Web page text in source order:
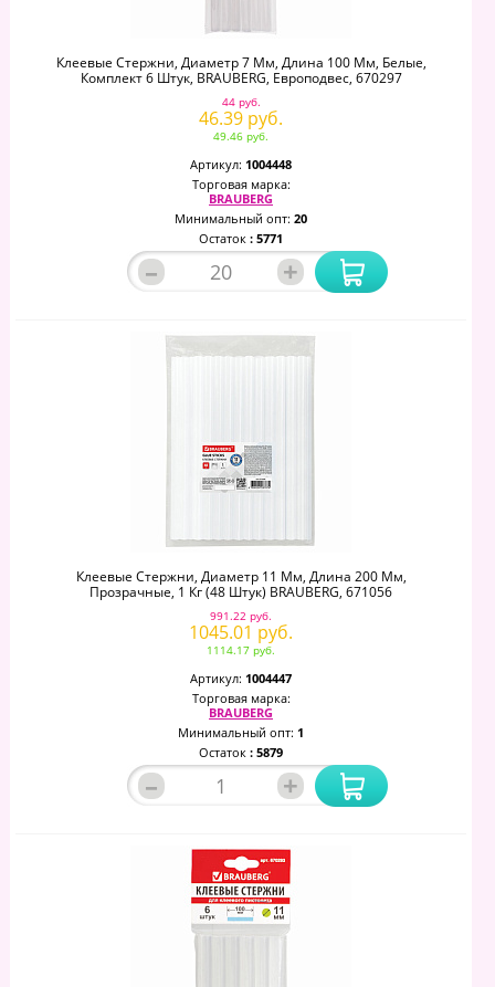
Клеевые Стержни, Диаметр 7 Мм, Длина 100 Мм, Белые,
Комплект 6 Штук, BRAUBERG, Европодвес, 670297
44 руб.
46.39 руб.
49.46 руб.
Артикул: 1004448
Торговая марка:
BRAUBERG
Минимальный опт: 20
Остаток : 5771
– +
Клеевые Стержни, Диаметр 11 Мм, Длина 200 Мм,
Прозрачные, 1 Кг (48 Штук) BRAUBERG, 671056
991.22 руб.
1045.01 руб.
1114.17 руб.
Артикул: 1004447
Торговая марка:
BRAUBERG
Минимальный опт: 1
Остаток : 5879
– +